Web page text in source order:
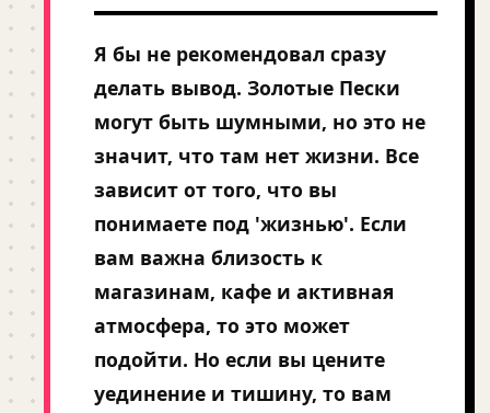
Я бы не рекомендовал сразу
делать вывод. Золотые Пески
могут быть шумными, но это не
значит, что там нет жизни. Все
зависит от того, что вы
понимаете под 'жизнью'. Если
вам важна близость к
магазинам, кафе и активная
атмосфера, то это может
подойти. Но если вы цените
уединение и тишину, то вам